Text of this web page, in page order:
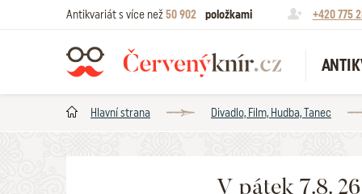
Antikvariát s více než50 902 položkami +420 775
Hlavní strana Divadlo, Film, Hudba, Tanec
V pátek 7.8.